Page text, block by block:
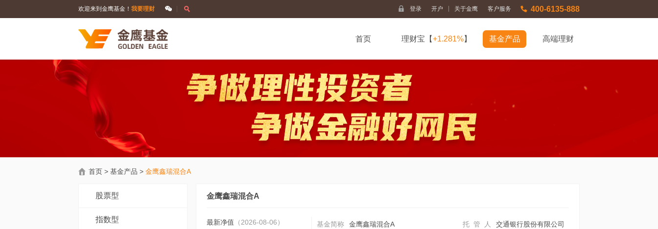
欢迎来到金鹰基金！ 我要理财 登录 开户 关于金鹰 客户服务 400-6135-888
首页 理财宝【+1.281%】 基金产品 高端理财
首页 > 基金产品 > 金鹰鑫瑞混合A
股票型
指数型
金鹰鑫瑞混合A
最新净值 （2026-08-06） 基金简称
金鹰鑫瑞混合A
托 管 人
交通银行股份有限公司